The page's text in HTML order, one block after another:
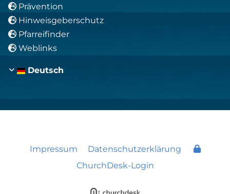
 Prävention
 Hinweisgeberschutz
 Pfarreifinder
 Weblinks
Deutsch
Impressum
Datenschutzerklärung
ChurchDesk-Login